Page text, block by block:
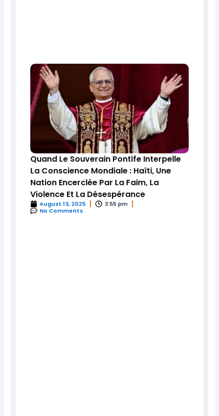
Quand Le Souverain Pontife Interpelle
La Conscience Mondiale : Haïti, Une
Nation Encerclée Par La Faim, La
Violence Et La Désespérance
August 13, 2025
3:55 pm
No Comments